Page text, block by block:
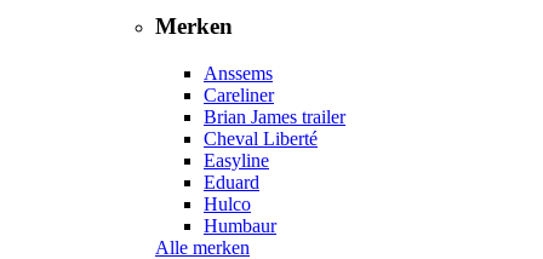
Merken
Anssems
Careliner
Brian James trailer
Cheval Liberté
Easyline
Eduard
Hulco
Humbaur
Alle merken